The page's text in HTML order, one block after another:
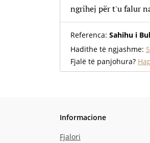
ngrihej për t'u falur
Referenca: Sahihu i
Hadithe të ngjashme:
Fjalë të panjohura?
Informacione
Fjalori